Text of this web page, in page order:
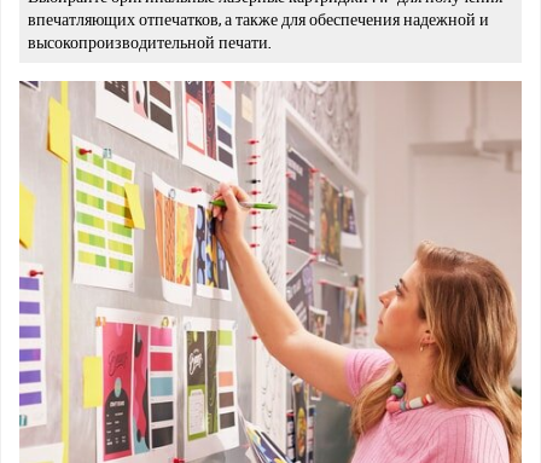
впечатляющих отпечатков, а также для обеспечения надежной и
высокопроизводительной печати.